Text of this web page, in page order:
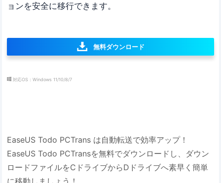
ョンを安全に移行できます。
無料ダウンロード
対応OS：Windows 11/10/8/7
EaseUS Todo PCTrans は自動転送で効率アップ！
EaseUS Todo PCTransを無料でダウンロードし、ダウン
ロードファイルをCドライブからDドライブへ素早く簡単